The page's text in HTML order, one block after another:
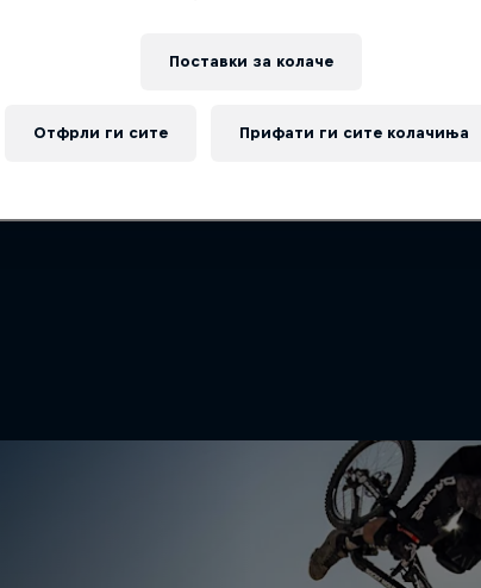
31 – September 1: UCI MTB World
Поставки за колачe
Отфрли ги сите Прифати ги сите колачиња